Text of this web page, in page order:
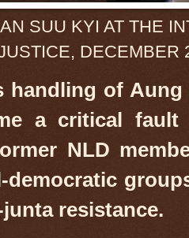
SUU KYI AT THE
DECEMBER
handling of
a critical
NLD
democratic
resistance.